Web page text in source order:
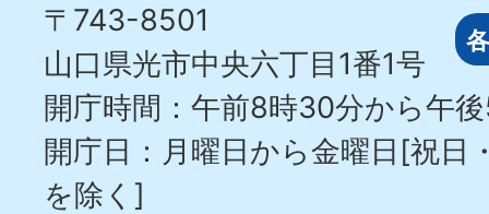
〒743-8501
山口県光市中央六丁目1番1号
開庁時間：午前8時30分から午
開庁日：月曜日から金曜日[祝日
を除く]